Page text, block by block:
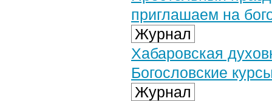
приглашаем на
Журнал
Хабаровская
Богословские
Журнал